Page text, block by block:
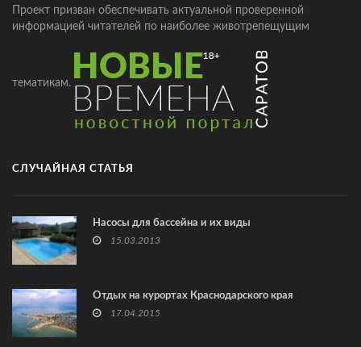
Проект призван обеспечивать актуальной проверенной
информацией читателей по наиболее животрепещущим
тематикам.
СЛУЧАЙНАЯ СТАТЬЯ
Насосы для бассейна и их виды
15.03.2013
Отдых на курортах Краснодарского края
17.04.2015